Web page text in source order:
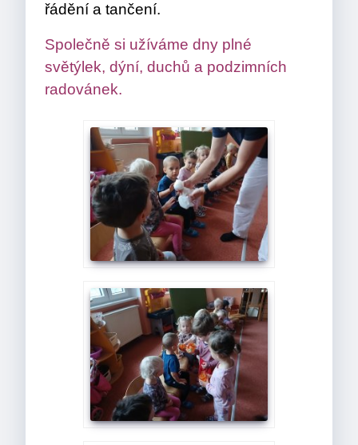
řádění a tančení.
Společně si užíváme dny plné
světýlek, dýní, duchů a podzimních
radovánek.